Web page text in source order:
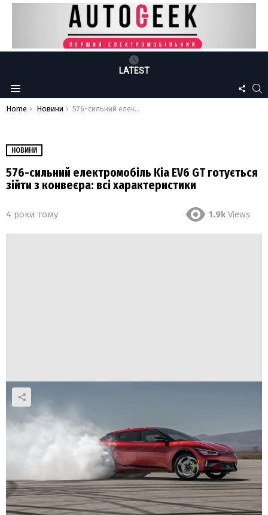
LATEST
Menu
US
You are here:
Home Новини 576-сильний електромобіль Kia EV6 GT готується зійти з конвеєра: всі характеристики
НОВИНИ
576-сильний електромобіль Kia EV6 GT готується
зійти з конвеєра: всі характеристики
4 роки тому 1.9k Views